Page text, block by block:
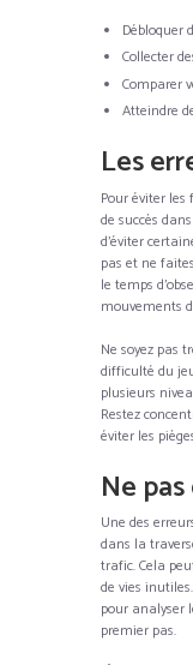
Débloquer
Collecter
Comparer
Atteindre
Les
Pour éviter
de succès
d’éviter
pas et ne
le temps
mouvements
Ne soyez pas
difficulté du
plusieurs
Restez
éviter les
Ne
Une des
dans la
trafic. Cela
de vies
pour analyser
premier pas.